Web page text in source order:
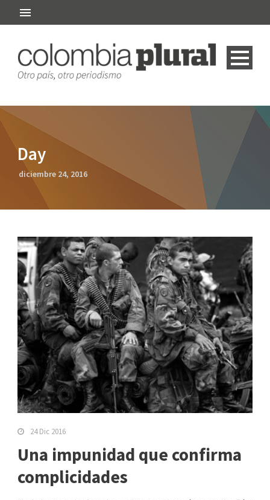
Day
diciembre 24, 2016
24 Dic 2016
Una impunidad que confirma
complicidades